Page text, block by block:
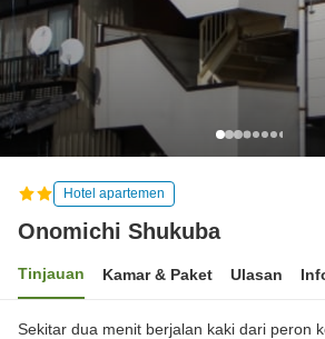
Hotel apartemen
Onomichi Shukuba
Tinjauan Kamar & Paket Ulasan
Sekitar dua menit berjalan kaki dari peron